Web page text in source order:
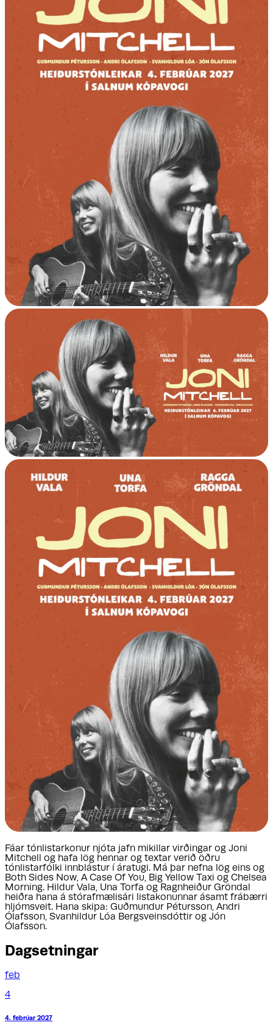
Fáar tónlistarkonur njóta jafn mikillar virðingar og Joni
Mitchell og hafa lög hennar og textar verið öðru
tónlistarfólki innblástur í áratugi. Má þar nefna lög eins og
Both Sides Now, A Case Of You, Big Yellow Taxi og Chelsea
Morning. Hildur Vala, Una Torfa og Ragnheiður Gröndal
heiðra hana á stórafmælisári listakonunnar ásamt frábærri
hljómsveit. Hana skipa: Guðmundur Pétursson, Andri
Ólafsson, Svanhildur Lóa Bergsveinsdóttir og Jón
Ólafsson.
Dagsetningar
feb
4
4. febrúar 2027